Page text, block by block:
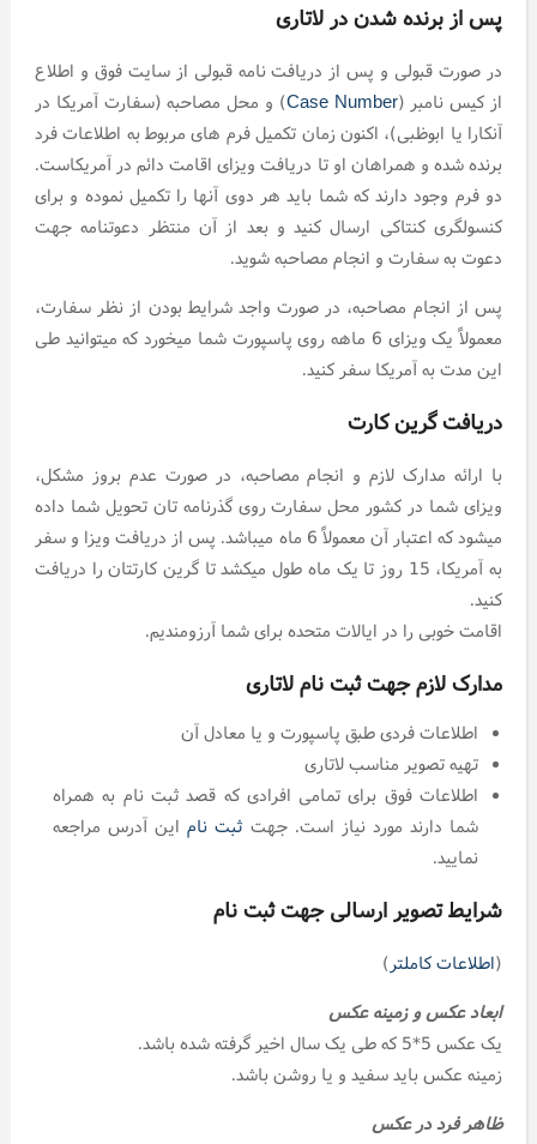
پس از برنده شدن در لاتاری
در صورت قبولی و پس از دریافت نامه قبولی از سایت فوق و اطلاع
از کیس نامبر ( Case Number) و محل مصاحبه (سفارت آمریکا در
آنکارا یا ابوظبی)، اکنون زمان تکمیل فرم های مربوط به اطلاعات فرد
برنده شده و همراهان او تا دریافت ویزای اقامت دائم در آمریکاست.
دو فرم وجود دارند که شما باید هر دوی آنها را تکمیل نموده و برای
کنسولگری کنتاکی ارسال کنید و بعد از آن منتظر دعوتنامه جهت
دعوت به سفارت و انجام مصاحبه شوید.
پس از انجام مصاحبه، در صورت واجد شرایط بودن از نظر سفارت،
معمولاً یک ویزای 6 ماهه روی پاسپورت شما میخورد که میتوانید طی
این مدت به آمریکا سفر کنید.
دریافت گرین کارت
با ارائه مدارک لازم و انجام مصاحبه، در صورت عدم بروز مشکل،
ویزای شما در کشور محل سفارت روی گذرنامه تان تحویل شما داده
میشود که اعتبار آن معمولاً 6 ماه میباشد. پس از دریافت ویزا و سفر
به آمریکا، 15 روز تا یک ماه طول میکشد تا گرین کارتتان را دریافت
کنید.
اقامت خوبی را در ایالات متحده برای شما آرزومندیم.
مدارک لازم جهت ثبت نام لاتاری
اطلاعات فردی طبق پاسپورت و یا معادل آن
تهیه تصویر مناسب لاتاری
اطلاعات فوق برای تمامی افرادی که قصد ثبت نام به همراه
شما دارند مورد نیاز است. جهتثبت ناماین آدرس مراجعه
نمایید.
شرایط تصویر ارسالی جهت ثبت نام
اطلاعات کاملتر)
ابعاد عکس و زمینه عکس
یک عکس 5*5 که طی یک سال اخیر گرفته شده باشد.
زمینه عکس باید سفید و یا روشن باشد.
ظاهر فرد در عکس